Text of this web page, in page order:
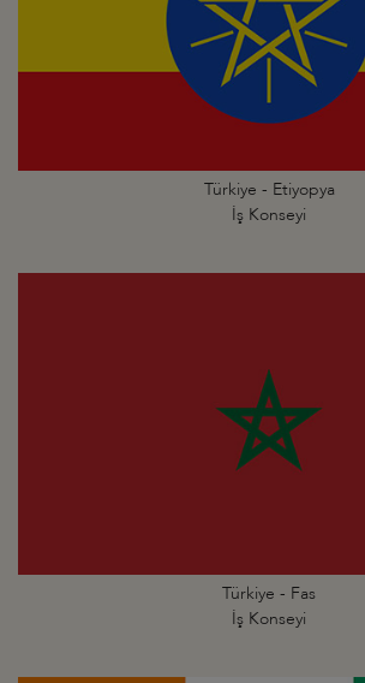
Türkiye - Etiyopya
İş Konseyi
Türkiye - Fas
İş Konseyi